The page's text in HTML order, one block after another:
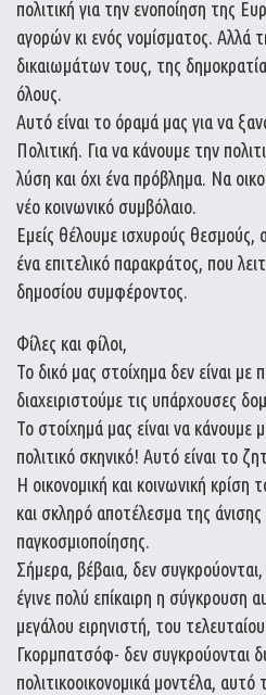
πολιτική για την ενοποίηση της
αγορών κι ενός νομίσματος.
δικαιωμάτων τους, της
όλους.
Αυτό είναι το όραμά μας για να
Πολιτική. Για να κάνουμε την
λύση και όχι ένα πρόβλημα. Να
νέο κοινωνικό συμβόλαιο.
Εμείς θέλουμε ισχυρούς θεσμούς,
ένα επιτελικό παρακράτος, που
δημοσίου συμφέροντος.
Φίλες και φίλοι,
Το δικό μας στοίχημα δεν είναι με
διαχειριστούμε τις υπάρχουσες
Το στοίχημά μας είναι να κάνουμε
πολιτικό σκηνικό! Αυτό είναι το
Η οικονομική και κοινωνική κρίση
και σκληρό αποτέλεσμα της
παγκοσμιοποίησης.
Σήμερα, βέβαια, δεν
έγινε πολύ επίκαιρη η σύγκρουση
μεγάλου ειρηνιστή, του
Γκορμπατσόφ- δεν συγκρούονται
πολιτικοοικονομικά μοντέλα, αυτό